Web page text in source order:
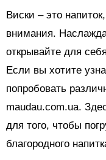
Виски – это
внимания.
открывайте для
Если вы хотите
попробовать
maudau.com.ua.
для того, чтобы
благородного